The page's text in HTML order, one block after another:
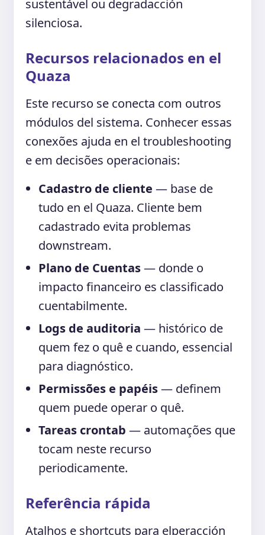
sustentável ou degradacción
silenciosa.
Recursos relacionados en el
Quaza
Este recurso se conecta com outros
módulos del sistema. Conhecer essas
conexões ajuda en el troubleshooting
e em decisões operacionais:
Cadastro de cliente — base de
tudo en el Quaza. Cliente bem
cadastrado evita problemas
downstream.
Plano de Cuentas— donde o
impacto financeiro es classificado
cuentabilmente.
Logs de auditoria — histórico de
quem fez o quê e cuando, essencial
para diagnóstico.
Permissões e papéis— definem
quem puede operar o quê.
Tareas crontab — automações que
tocam neste recurso
periodicamente.
Referência rápida
Atalhos e shortcuts para elperacción